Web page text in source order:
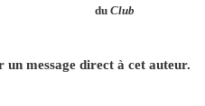
du Club
un message direct à cet auteur.